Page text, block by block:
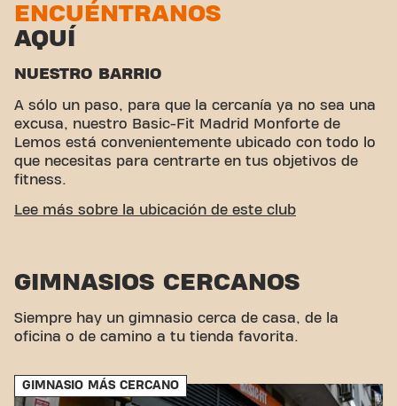
ENCUÉNTRANOS
AQUÍ
NUESTRO BARRIO
A sólo un paso, para que la cercanía ya no sea una
excusa, nuestro Basic-Fit Madrid Monforte de
Lemos está convenientemente ubicado con todo lo
que necesitas para centrarte en tus objetivos de
fitness.
ACCESIBILIDAD FÁCIL
y relajarse. Con su fácil acceso, el gimnasio es una
visitantes.
Lee más sobre la ubicación de este club
GIMNASIOS CERCANOS
Siempre hay un gimnasio cerca de casa, de la
oficina o de camino a tu tienda favorita.
GIMNASIO MÁS CERCANO